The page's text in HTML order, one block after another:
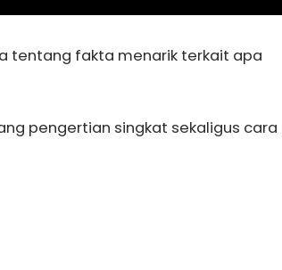
tentang fakta menarik terkait apa
pengertian singkat sekaligus cara